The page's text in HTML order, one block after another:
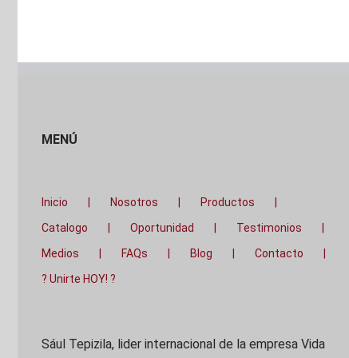
MENÚ
Inicio Nosotros
Productos
Catalogo
Oportunidad
Testimonios
Medios
FAQs Blog
Contacto
? Unirte HOY! ?
Sául Tepizila, lider internacional de la empresa Vida